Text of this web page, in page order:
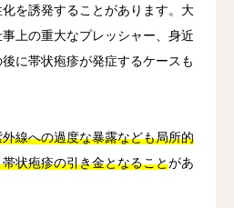
を誘発することがあります。大
上の重大なプレッシャー、身近
に帯状疱疹が発症するケースも
線への過度な暴露なども局所的
状疱疹の引き金となることがあ